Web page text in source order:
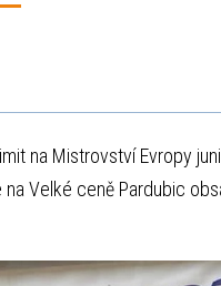
na Mistrovství Evropy
Velké ceně Pardubic